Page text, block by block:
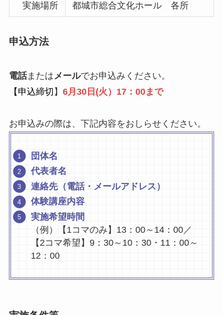
実施場所 都城市総合文化ホール 各所
申込方法
電話またはメールでお申込みください。
【申込締切 】 6月30日(火）17：00まで
お申込みの際は、下記内容をおしらせください。
団体名
代表者名
連絡先（電話・メールアドレス）
体験講座内容
実施希望時間
（例）【1コマのみ】13：00～14：00／
【2コマ希望】9：30～10：30・11：00～
12：00